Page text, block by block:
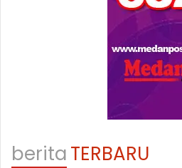
beritaTERBARU